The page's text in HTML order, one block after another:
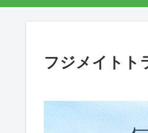
フジメイトト